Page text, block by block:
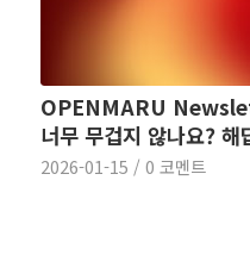
OPENMARU
너무 무겁지 않나요? 해
2026-01-15 / 0 코멘트